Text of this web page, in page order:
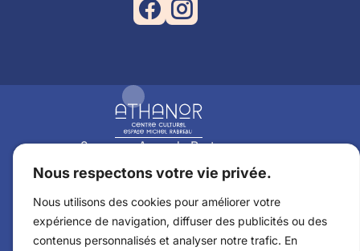
Nous respectons votre vie privée.
Nous utilisons des cookies pour améliorer votre
expérience de navigation, diffuser des publicités ou des
contenus personnalisés et analyser notre trafic. En
2 avenue Anne de Bretagne
02 40 24 73 73
Billetterie